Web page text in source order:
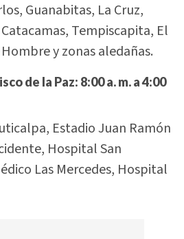
Guanabitas, La Cruz,
Tempiscapita, El
y zonas aledañas.
de la Paz: 8:00 a. m. a 4:00
Estadio Juan Ramón
Hospital San
Las Mercedes, Hospital